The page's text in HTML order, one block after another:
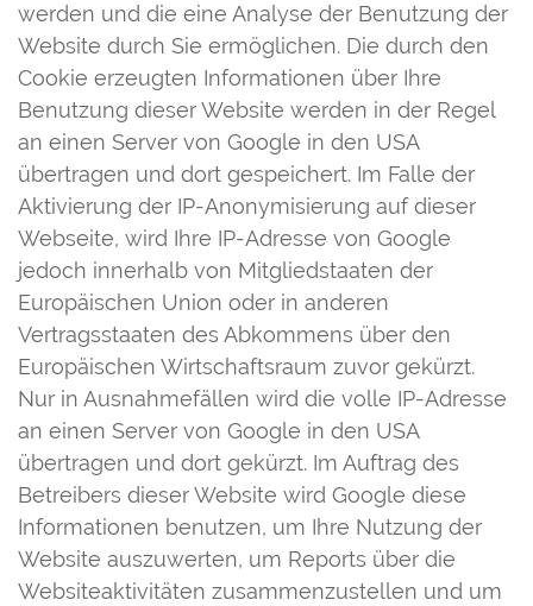
werden und die eine Analyse der Benutzung der
Website durch Sie ermöglichen. Die durch den
Cookie erzeugten Informationen über Ihre
Benutzung dieser Website werden in der Regel
an einen Server von Google in den USA
übertragen und dort gespeichert. Im Falle der
Aktivierung der IP-Anonymisierung auf dieser
Webseite, wird Ihre IP-Adresse von Google
jedoch innerhalb von Mitgliedstaaten der
Europäischen Union oder in anderen
Vertragsstaaten des Abkommens über den
Europäischen Wirtschaftsraum zuvor gekürzt.
Nur in Ausnahmefällen wird die volle IP-Adresse
an einen Server von Google in den USA
übertragen und dort gekürzt. Im Auftrag des
Betreibers dieser Website wird Google diese
Informationen benutzen, um Ihre Nutzung der
Website auszuwerten, um Reports über die
Websiteaktivitäten zusammenzustellen und um